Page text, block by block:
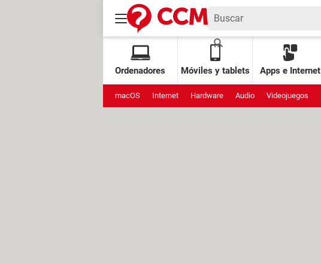
Ordenadores Móviles y tablets Apps e Internet
macOS Internet Hardware Audio Videojuegos